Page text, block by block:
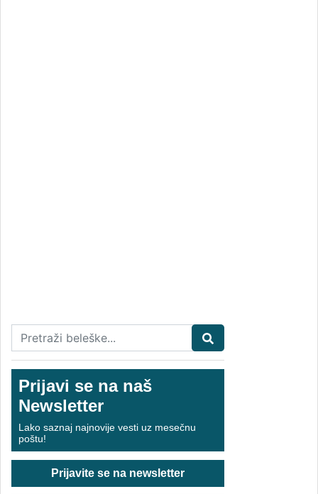
Prijavi se na naš
Newsletter
Lako saznaj najnovije vesti uz mesečnu
poštu!
Prijavite se na newsletter